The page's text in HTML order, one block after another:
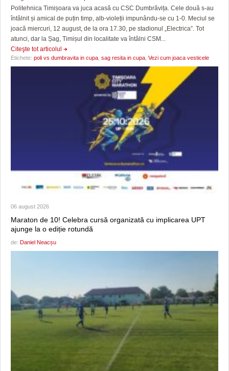
Politehnica Timișoara va juca acasă cu CSC Dumbrăvița. Cele două s-au
întâlnit și amical de puțin timp, alb-violeții impunându-se cu 1-0. Meciul se
joacă miercuri, 12 august, de la ora 17.30, pe stadionul „Electrica”. Tot
atunci, dar la Șag, Timișul din localitate va întâlni CSM...
Citeşte tot articolul
Etichete: poli vs dumbravita in cupa sag resita in cupa Vezi cum joaca vesticele
06 august 2026
Maraton de 10! Celebra cursă organizată cu implicarea UPT
ajunge la o ediție rotundă
de: Daniel Neacșu